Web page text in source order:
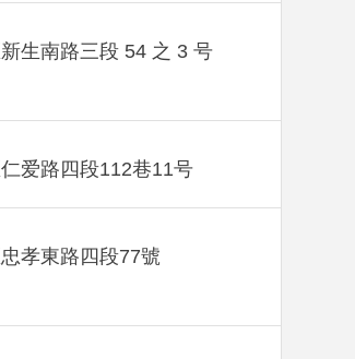
生南路三段 54 之 3 号
爱路四段112巷11号
孝東路四段77號